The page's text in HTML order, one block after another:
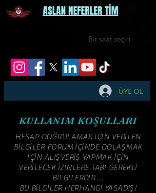
ASLAN NEFERLER TİM
Bir saat seçin
ÜYE OL
KULLANIM KOŞULLARI
HESAP DOĞRULAMAK İÇİN VERİLEN
BİLGİLER FORUM İÇİNDE DOLAŞMAK
İÇİN ALIŞVERİŞ YAPMAK İÇİN
VERİLECEK İZİNLERE TABİ GEREKLİ
BİLGİLERDİR.....
BU BİLGİLER HERHANGİ YASADIŞI